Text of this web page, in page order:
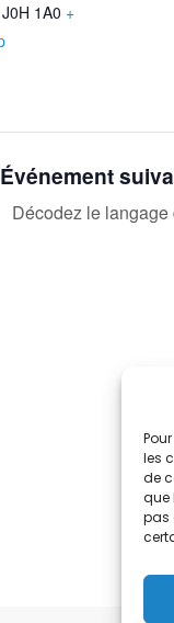
les
de
que
pas
J0H 1A0 +
Événement
Décodez le